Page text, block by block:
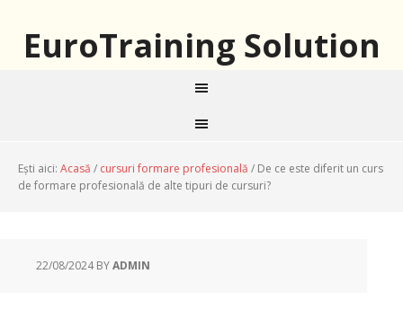
EuroTraining Solution
Ești aici: Acasă / cursuri formare profesională / De ce este diferit un curs
de formare profesională de alte tipuri de cursuri?
22/08/2024BYADMIN